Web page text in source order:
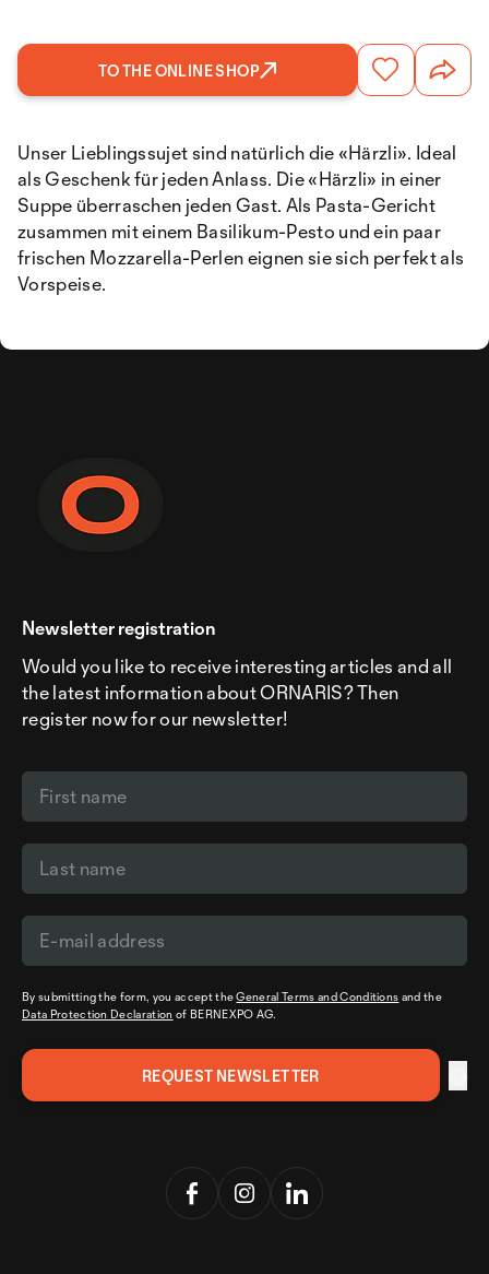
TO THE ONLINE SHOP
Unser Lieblingssujet sind natürlich die «Härzli». Ideal
als Geschenk für jeden Anlass. Die «Härzli» in einer
Suppe überraschen jeden Gast. Als Pasta-Gericht
zusammen mit einem Basilikum-Pesto und ein paar
frischen Mozzarella-Perlen eignen sie sich perfekt als
Vorspeise.
Newsletter registration
Would you like to receive interesting articles and all
the latest information about ORNARIS? Then
register now for our newsletter!
By submitting the form, you accept theGeneral Terms and Conditions and the
Data Protection Declaration of BERNEXPO AG.